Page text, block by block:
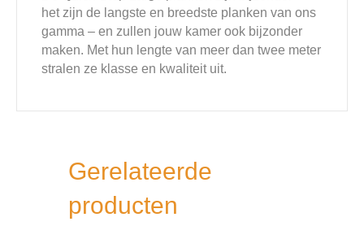
het zijn de langste en breedste planken van ons
gamma – en zullen jouw kamer ook bijzonder
maken. Met hun lengte van meer dan twee meter
stralen ze klasse en kwaliteit uit.
Gerelateerde
producten